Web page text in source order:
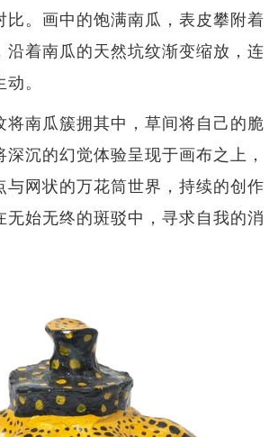
比。画中的饱满南瓜，表皮攀附着
沿着南瓜的天然坑纹渐变缩放，连
。
将南瓜簇拥其中，草间将自己的脆
沉的幻觉体验呈现于画布之上，
与网状的万花筒世界，持续的创作
无始无终的斑驳中，寻求自我的消